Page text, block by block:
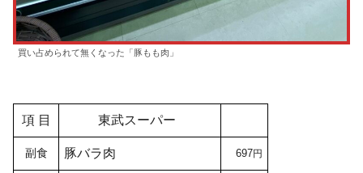
買い占められて無くなった「豚もも肉」
項 目 東武スーパー
副食 豚バラ肉 697円